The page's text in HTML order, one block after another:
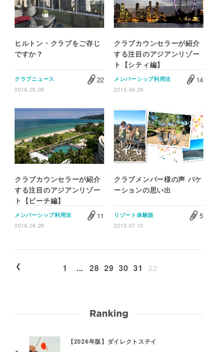
ヒルトン・クラブをご存じ
ですか？
クラブニュース
2016.05.09
22
クラブカウンセラーが紹介
する注目のアジアンリゾー
ト【シティ編】
メンバーシップ利用法
2016.04.29
14
クラブカウンセラーが紹介
する注目のアジアンリゾー
ト【ビーチ編】
メンバーシップ利用法
2016.04.29
11
クラブメンバー様の声 バケ
ーションの思い出
リゾート体験談
2015.07.10
5
1 ... 28 29 30 31 32
【2026年版】ダイレクトステイ